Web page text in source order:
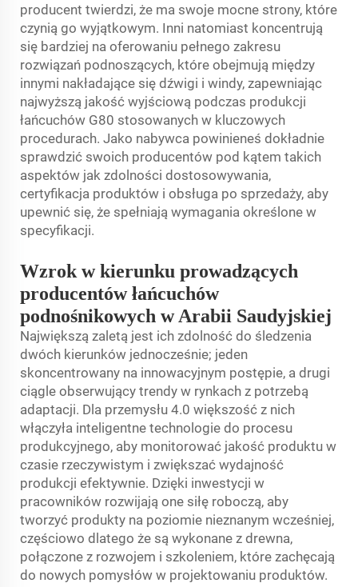
producent twierdzi, że ma swoje mocne strony, które
czynią go wyjątkowym. Inni natomiast koncentrują
się bardziej na oferowaniu pełnego zakresu
rozwiązań podnoszących, które obejmują między
innymi nakładające się dźwigi i windy, zapewniając
najwyższą jakość wyjściową podczas produkcji
łańcuchów G80 stosowanych w kluczowych
procedurach. Jako nabywca powinieneś dokładnie
sprawdzić swoich producentów pod kątem takich
aspektów jak zdolności dostosowywania,
certyfikacja produktów i obsługa po sprzedaży, aby
upewnić się, że spełniają wymagania określone w
specyfikacji.
Wzrok w kierunku prowadzących
producentów łańcuchów
podnośnikowych w Arabii Saudyjskiej
Największą zaletą jest ich zdolność do śledzenia
dwóch kierunków jednocześnie; jeden
skoncentrowany na innowacyjnym postępie, a drugi
ciągle obserwujący trendy w rynkach z potrzebą
adaptacji. Dla przemysłu 4.0 większość z nich
włączyła inteligentne technologie do procesu
produkcyjnego, aby monitorować jakość produktu w
czasie rzeczywistym i zwiększać wydajność
produkcji efektywnie. Dzięki inwestycji w
pracowników rozwijają one siłę roboczą, aby
tworzyć produkty na poziomie nieznanym wcześniej,
częściowo dlatego że są wykonane z drewna,
połączone z rozwojem i szkoleniem, które zachęcają
do nowych pomysłów w projektowaniu produktów.